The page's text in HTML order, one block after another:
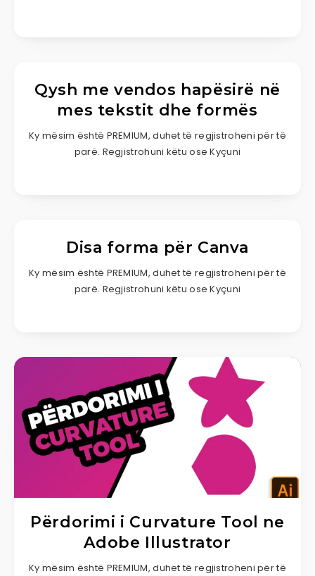
Qysh me vendos hapësirë në
mes tekstit dhe formës
Ky mësim është PREMIUM, duhet të regjistroheni për të
parë. Regjistrohuni këtu ose Kyçuni
Disa forma për Canva
Ky mësim është PREMIUM, duhet të regjistroheni për të
parë. Regjistrohuni këtu ose Kyçuni
Përdorimi i Curvature Tool ne
Adobe Illustrator
Ky mësim është PREMIUM, duhet të regjistroheni për të